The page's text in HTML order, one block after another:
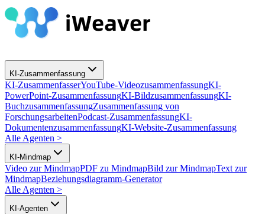
KI-Zusammenfassung
KI-ZusammenfasserYouTube-VideozusammenfassungKI-
PowerPoint-ZusammenfassungKI-BildzusammenfassungKI-
BuchzusammenfassungZusammenfassung von
ForschungsarbeitenPodcast-ZusammenfassungKI-
DokumentenzusammenfassungKI-Website-Zusammenfassung
Alle Agenten >
KI-Mindmap
Video zur MindmapPDF zu MindmapBild zur MindmapText zur
MindmapBeziehungsdiagramm-Generator
Alle Agenten >
KI-Agenten